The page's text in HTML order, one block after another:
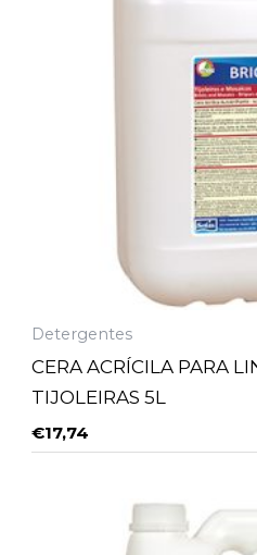
Detergentes
CERA ACRÍCILA PARA
TIJOLEIRAS 5L
€17,74